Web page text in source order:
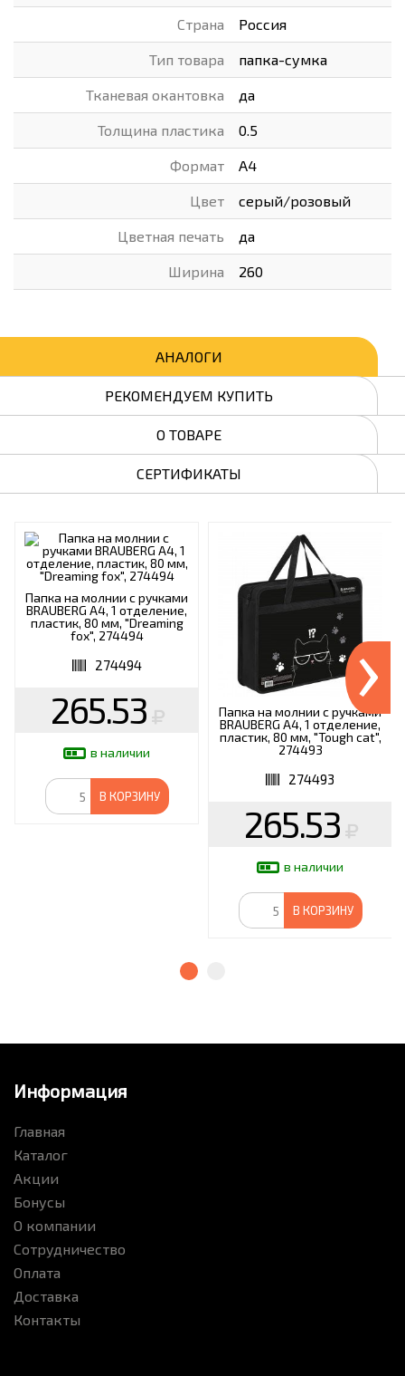
Страна Россия
Тип товара папка-сумка
Тканевая окантовка да
Толщина пластика 0.5
Формат А4
Цвет серый/розовый
Цветная печать да
Ширина 260
АНАЛОГИ
РЕКОМЕНДУЕМ КУПИТЬ
О ТОВАРЕ
СЕРТИФИКАТЫ
Папка на молнии с ручками
BRAUBERG А4, 1 отделение,
пластик, 80 мм, "Dreaming
fox", 274494
274494
265.53
в наличии
В КОРЗИНУ
Папка на молнии с ручками
BRAUBERG А4, 1 отделение,
пластик, 80 мм, "Tough cat",
274493
274493
265.53
в наличии
В КОРЗИНУ
›
Информация
Главная
Каталог
Акции
Бонусы
О компании
Сотрудничество
Оплата
Доставка
Контакты